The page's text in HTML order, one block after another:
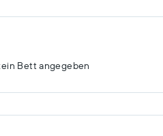
Bett angegeben